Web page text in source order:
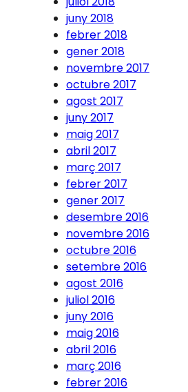
juny 2018
febrer 2018
gener 2018
novembre 2017
octubre 2017
agost 2017
juny 2017
maig 2017
abril 2017
març 2017
febrer 2017
gener 2017
desembre 2016
novembre 2016
octubre 2016
setembre 2016
agost 2016
juliol 2016
juny 2016
maig 2016
abril 2016
març 2016
febrer 2016